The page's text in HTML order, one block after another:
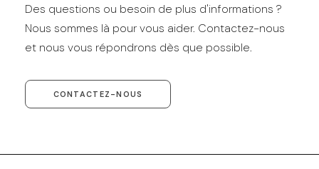
Des questions ou besoin de plus d'informations ?
Nous sommes là pour vous aider. Contactez-nous
et nous vous répondrons dès que possible.
CONTACTEZ-NOUS